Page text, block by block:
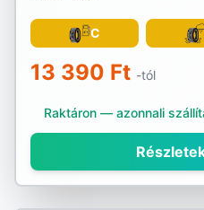
C
13 390 Ft -tól
Raktáron — azonnali